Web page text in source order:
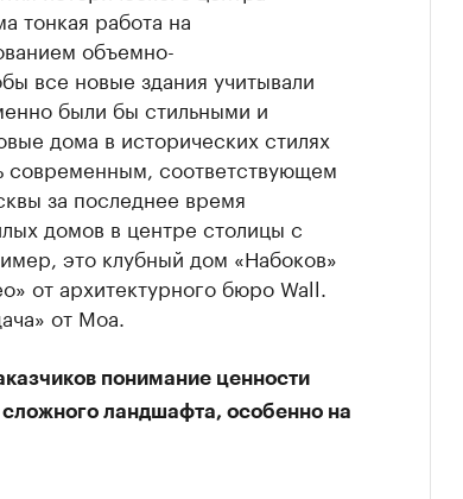
тонкая работа на
объемно-
все новые здания учитывали
были бы стильными и
дома в исторических стилях
современным, соответствующем
за последнее время
домов в центре столицы с
это клубный дом «Набоков»
от архитектурного бюро Wall.
от Моа.
понимание ценности
ландшафта, особенно на